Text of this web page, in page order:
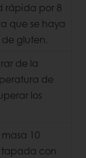
rápida por 8
que se haya
gluten.
de la
de
los
10
tapada con